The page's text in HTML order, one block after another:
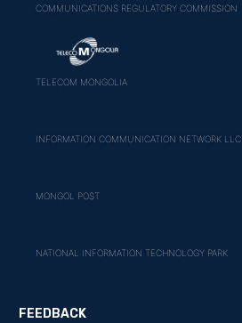
COMMUNICATIONS REGULATORY COMMISSION
TELECOM MONGOLIA
INFORMATION COMMUNICATION NETWORK LLC
MONGOL POST
NATIONAL INFORMATION TECHNOLOGY PARK
FEEDBACK